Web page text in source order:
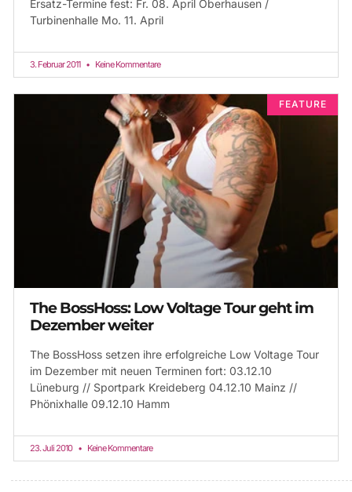
Ersatz-Termine fest: Fr. 08. April Oberhausen /
Turbinenhalle Mo. 11. April
3. Februar 2011 Keine Kommentare
FEATURE
The BossHoss: Low Voltage Tour geht im
Dezember weiter
The BossHoss setzen ihre erfolgreiche Low Voltage Tour
im Dezember mit neuen Terminen fort: 03.12.10
Lüneburg // Sportpark Kreideberg 04.12.10 Mainz //
Phönixhalle 09.12.10 Hamm
23. Juli 2010 Keine Kommentare